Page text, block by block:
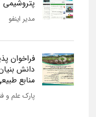
پتروشیمی
مدیر اینفو
فراخوان
دانش
منابع
پارک علم و